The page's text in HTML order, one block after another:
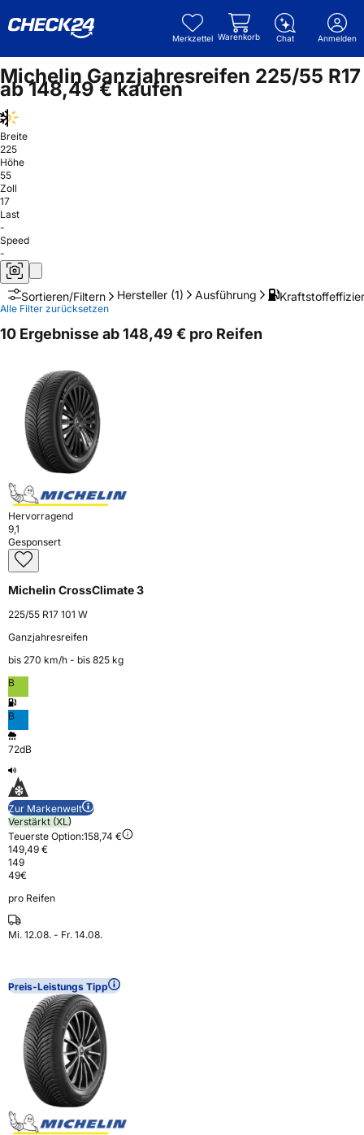
Merkzettel Warenkorb Chat Anmelden
Michelin Ganzjahresreifen 225/55 R17
ab 148,49 € kaufen
Breite
225
Höhe
55
Zoll
17
Last
-
Speed
-
Sortieren/Filtern Hersteller (1) Ausführung
Alle Filter zurücksetzen
10 Ergebnisse ab 148,49 € pro Reifen
Hervorragend
9,1
Gesponsert
Michelin CrossClimate 3
225/55 R17 101 W
Ganzjahresreifen
bis 270 km⁠/⁠h - bis 825 kg
B
B
72dB
Zur Markenwelt
Verstärkt (XL)
Teuerste Option:158,74 €
149,49 €
149
49€
pro Reifen
Mi. 12.08. - Fr. 14.08.
Preis-Leistungs Tipp